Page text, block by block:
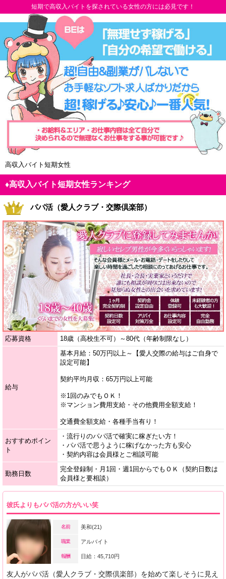
短期で高収入バイトを探されている女性の方には必見です！
高収入バイト短期女性
♦高収入バイト短期女性ランキング
パパ活（愛人クラブ・交際倶楽部）
応募資格 18歳（高校生不可）～80代（年齢制限なし）
給与
基本月給：50万円以上～【愛人交際の給与はご自身で
設定可能】
契約平均月収：65万円以上可能
※1回のみでもＯＫ！
※マンション費用支給・その他費用全額支給！
交通費全額支給・各種手当有り！
おすすめポイン
ト
・流行りのパパ活で確実に稼ぎたい方！
・パパ活で思うように稼げなかった方も安心
・契約内容は会員様とご相談可能
勤務日数
完全登録制・月1回・週1回からでもＯＫ（契約日数は
会員様と要相談）
彼氏よりもパパ活の方がいい笑
名前 美和(21)
職業 アルバイト
報酬 日給：45,710円
友人がパパ活（愛人クラブ・交際倶楽部）を始めて楽しそうに見え